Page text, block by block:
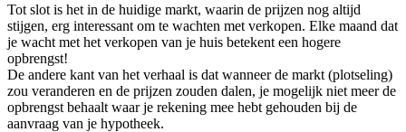
Tot slot is het in de huidige markt, waarin de prijzen nog altijd
stijgen, erg interessant om te wachten met verkopen. Elke maand dat
je wacht met het verkopen van je huis betekent een hogere
opbrengst!
De andere kant van het verhaal is dat wanneer de markt (plotseling)
zou veranderen en de prijzen zouden dalen, je mogelijk niet meer de
opbrengst behaalt waar je rekening mee hebt gehouden bij de
aanvraag van je hypotheek.